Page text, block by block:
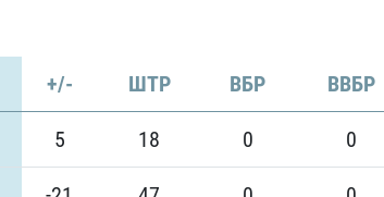
+/- ШТР ВБР ВВБР
5 18 0 0